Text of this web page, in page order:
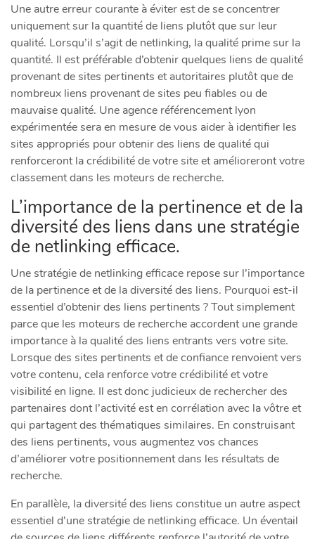
Une autre erreur courante à éviter est de se concentrer
uniquement sur la quantité de liens plutôt que sur leur
qualité. Lorsqu’il s’agit de netlinking, la qualité prime sur la
quantité. Il est préférable d’obtenir quelques liens de qualité
provenant de sites pertinents et autoritaires plutôt que de
nombreux liens provenant de sites peu fiables ou de
mauvaise qualité. Une agence référencement lyon
expérimentée sera en mesure de vous aider à identifier les
sites appropriés pour obtenir des liens de qualité qui
renforceront la crédibilité de votre site et amélioreront votre
classement dans les moteurs de recherche.
L’importance de la pertinence et de la
diversité des liens dans une stratégie
de netlinking efficace.
Une stratégie de netlinking efficace repose sur l’importance
de la pertinence et de la diversité des liens. Pourquoi est-il
essentiel d’obtenir des liens pertinents ? Tout simplement
parce que les moteurs de recherche accordent une grande
importance à la qualité des liens entrants vers votre site.
Lorsque des sites pertinents et de confiance renvoient vers
votre contenu, cela renforce votre crédibilité et votre
visibilité en ligne. Il est donc judicieux de rechercher des
partenaires dont l’activité est en corrélation avec la vôtre et
qui partagent des thématiques similaires. En construisant
des liens pertinents, vous augmentez vos chances
d’améliorer votre positionnement dans les résultats de
recherche.
En parallèle, la diversité des liens constitue un autre aspect
essentiel d’une stratégie de netlinking efficace. Un éventail